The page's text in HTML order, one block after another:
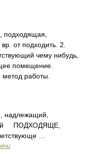
от подходить. 2.
чему нибудь,
помещение.
работы.
ПОДХОДЯЩЕ,
…